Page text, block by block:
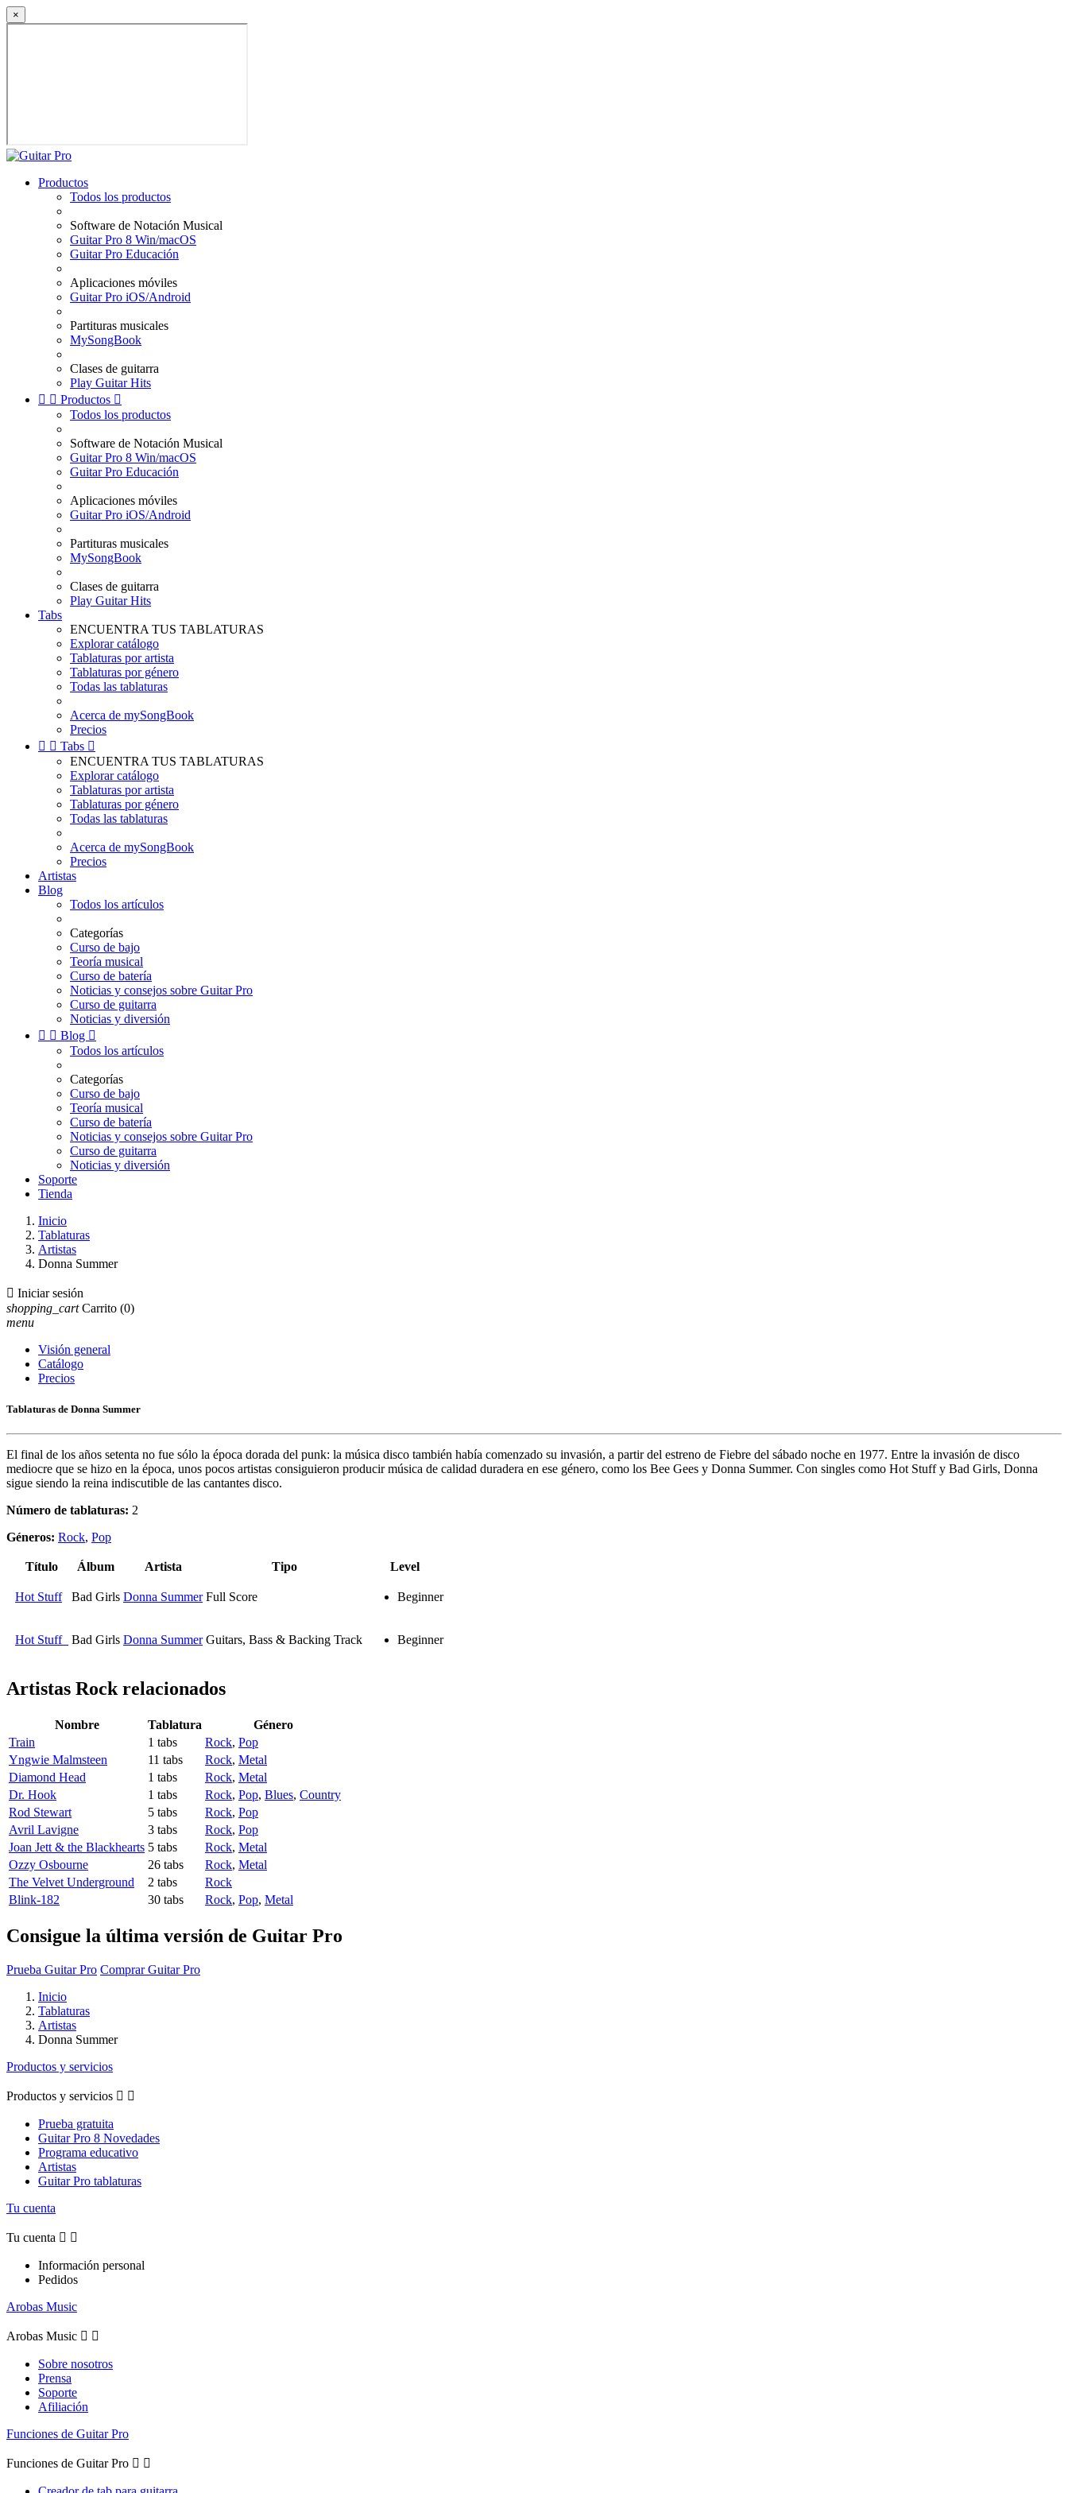
×
Productos
Todos los productos
Software de Notación Musical
Guitar Pro 8 Win/macOS
Guitar Pro Educación
Aplicaciones móviles
Guitar Pro iOS/Android
Partituras musicales
MySongBook
Clases de guitarra
Play Guitar Hits
  Productos 
Todos los productos
Software de Notación Musical
Guitar Pro 8 Win/macOS
Guitar Pro Educación
Aplicaciones móviles
Guitar Pro iOS/Android
Partituras musicales
MySongBook
Clases de guitarra
Play Guitar Hits
Tabs
ENCUENTRA TUS TABLATURAS
Explorar catálogo
Tablaturas por artista
Tablaturas por género
Todas las tablaturas
Acerca de mySongBook
Precios
  Tabs 
ENCUENTRA TUS TABLATURAS
Explorar catálogo
Tablaturas por artista
Tablaturas por género
Todas las tablaturas
Acerca de mySongBook
Precios
Artistas
Blog
Todos los artículos
Categorías
Curso de bajo
Teoría musical
Curso de batería
Noticias y consejos sobre Guitar Pro
Curso de guitarra
Noticias y diversión
  Blog 
Todos los artículos
Categorías
Curso de bajo
Teoría musical
Curso de batería
Noticias y consejos sobre Guitar Pro
Curso de guitarra
Noticias y diversión
Soporte
Tienda
Inicio
Tablaturas
Artistas
Donna Summer
 Iniciar sesión
shopping_cart Carrito (0)
menu
Visión general
Catálogo
Precios
Tablaturas de Donna Summer
El final de los años setenta no fue sólo la época dorada del punk: la música disco también había comenzado su invasión, a partir del estreno de Fiebre del sábado noche en 1977. Entre la invasión de disco
mediocre que se hizo en la época, unos pocos artistas consiguieron producir música de calidad duradera en ese género, como los Bee Gees y Donna Summer. Con singles como Hot Stuff y Bad Girls, Donna
sigue siendo la reina indiscutible de las cantantes disco.
Número de tablaturas: 2
Géneros: Rock, Pop
Título Álbum Artista Tipo Level
Hot Stuff Bad Girls Donna Summer Full Score Beginner
Hot Stuff Bad Girls Donna Summer Guitars, Bass & Backing Track Beginner
Artistas Rockrelacionados
Nombre Tablatura
Género
Train
1 tabs Rock, Pop
Yngwie Malmsteen
11 tabs Rock, Metal
Diamond Head
1 tabs Rock, Metal
Dr. Hook
1 tabs Rock, Pop, Blues, Country
Rod Stewart
5 tabs Rock, Pop
Avril Lavigne
3 tabs Rock, Pop
Joan Jett & the Blackhearts 5 tabs Rock, Metal
Ozzy Osbourne
26 tabs Rock, Metal
The Velvet Underground
2 tabs
Rock
Blink-182
30 tabs Rock, Pop, Metal
Consigue la última versión de Guitar Pro
Prueba Guitar Pro Comprar Guitar Pro
Inicio
Tablaturas
Artistas
Donna Summer
Productos y servicios
Productos y servicios  
Prueba gratuita
Guitar Pro 8 Novedades
Programa educativo
Artistas
Guitar Pro tablaturas
Tu cuenta
Tu cuenta  
Información personal
Pedidos
Arobas Music
Arobas Music  
Sobre nosotros
Prensa
Soporte
Afiliación
Funciones de Guitar Pro
Funciones de Guitar Pro  